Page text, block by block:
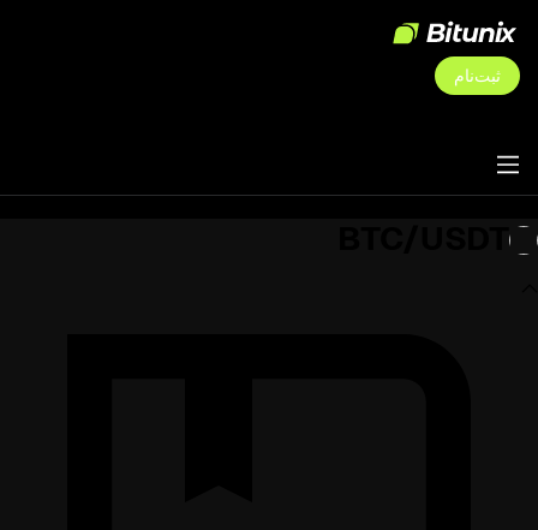
ثبت‌نام